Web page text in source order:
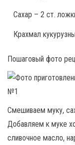
Сахар – 2 ст.
Крахмал
Пошаговый фото
Смешиваем муку,
Добавляем к муке
сливочное масло,